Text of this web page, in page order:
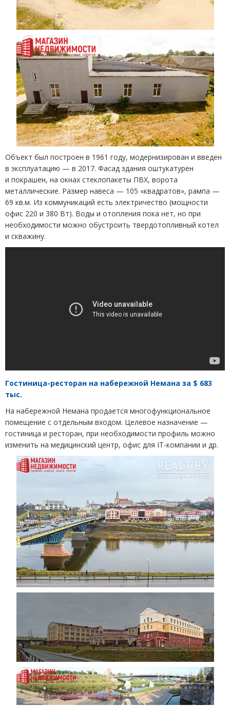
Объект был построен в 1961 году, модернизирован и введен
в эксплуатацию — в 2017. Фасад здания оштукатурен
и покрашен, на окнах стеклопакеты ПВХ, ворота
металлические. Размер навеса — 105 «квадратов», рампа —
69 кв.м. Из коммуникаций есть электричество (мощности
офис 220 и 380 Вт). Воды и отопления пока нет, но при
необходимости можно обустроить твердотопливный котел
и скважину.
Гостиница-ресторан на набережной Немана за $ 683
тыс.
На набережной Немана продается многофункциональное
помещение с отдельным входом. Целевое назначение —
гостиница и ресторан, при необходимости профиль можно
изменить на медицинский центр, офис для IT-компании и др.